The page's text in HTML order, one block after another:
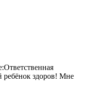
ребёнок здоров! Мне